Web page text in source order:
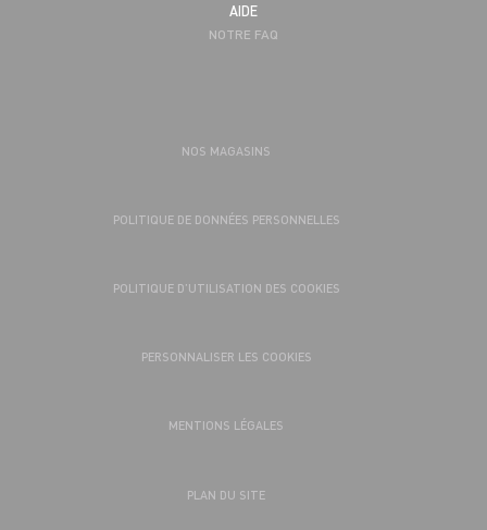
AIDE
NOTRE FAQ
NOS MAGASINS
POLITIQUE DE DONNÉES PERSONNELLES
POLITIQUE D’UTILISATION DES COOKIES
PERSONNALISER LES COOKIES
MENTIONS LÉGALES
PLAN DU SITE